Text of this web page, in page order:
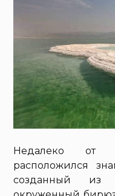
Недалеко от
расположился
созданный из